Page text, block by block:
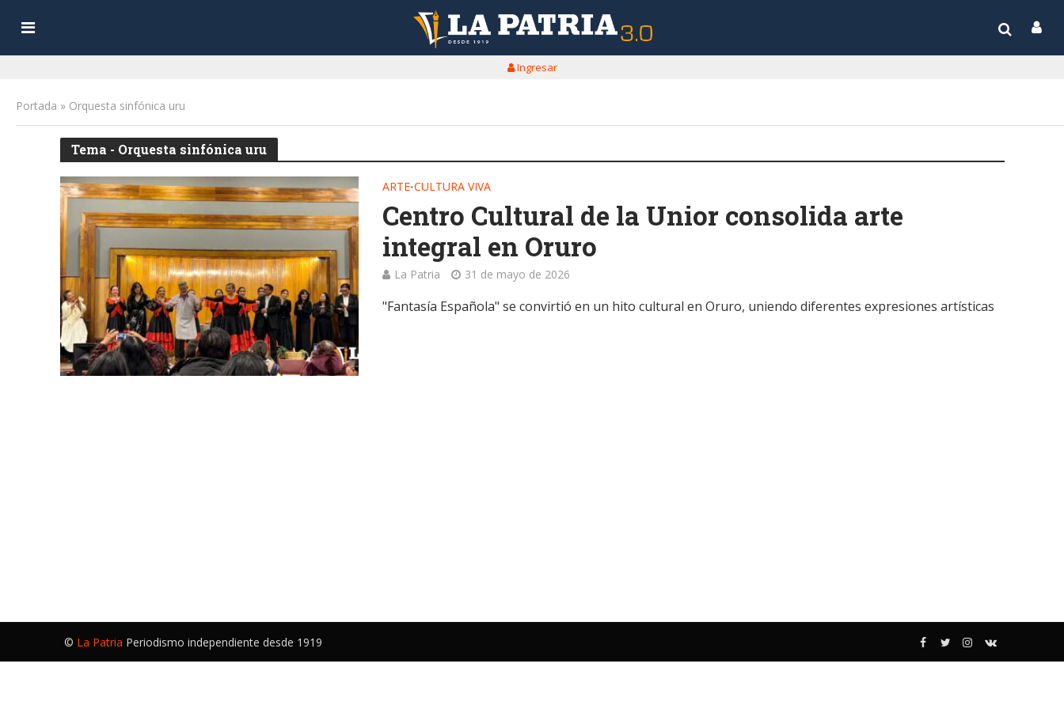
Ingresar
Portada » Orquesta sinfónica uru
Tema - Orquesta sinfónica uru
ARTE•CULTURA VIVA
Centro Cultural de la Unior consolida arte
integral en Oruro
La Patria 31 de mayo de 2026
"Fantasía Española" se convirtió en un hito cultural en Oruro, uniendo diferentes expresiones artísticas
© La Patria Periodismo independiente desde 1919